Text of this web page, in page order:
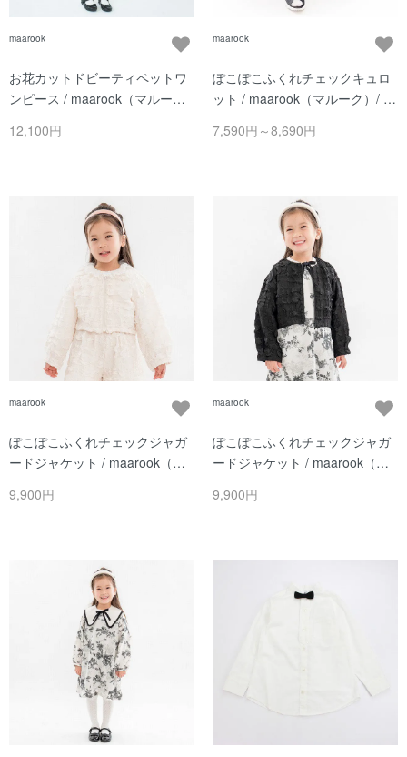
maarook
お花カットドビーティペットワ
ンピース / maarook（マルー
12,100円
maarook
ぽこぽこふくれチェックキュロ
ット / maarook（マルーク）/ ク
7,590円～8,690円
maarook
ぽこぽこふくれチェックジャガ
ードジャケット / maarook（マ
9,900円
maarook
ぽこぽこふくれチェックジャガ
ードジャケット / maarook（マ
9,900円